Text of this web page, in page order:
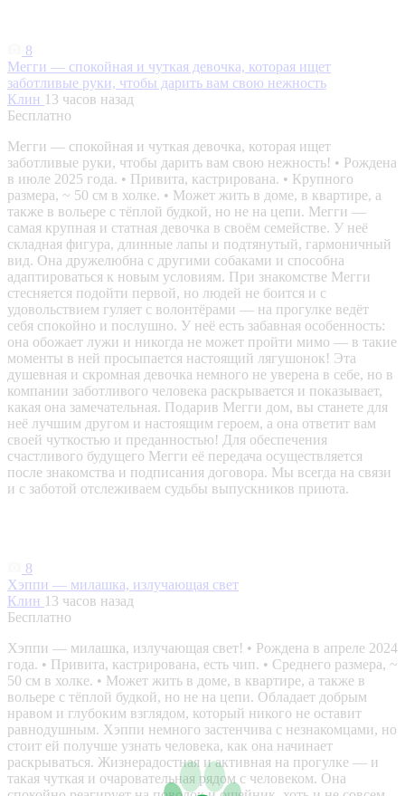
8
Мегги — спокойная и чуткая девочка, которая ищет
заботливые руки, чтобы дарить вам свою нежность
Клин 13 часов назад
Бесплатно
Мегги — спокойная и чуткая девочка, которая ищет
заботливые руки, чтобы дарить вам свою нежность! • Рождена
в июле 2025 года. • Привита, кастрирована. • Крупного
размера, ~ 50 см в холке. • Может жить в доме, в квартире, а
также в вольере с тёплой будкой, но не на цепи. Мегги —
самая крупная и статная девочка в своём семействе. У неё
складная фигура, длинные лапы и подтянутый, гармоничный
вид. Она дружелюбна с другими собаками и способна
адаптироваться к новым условиям. При знакомстве Мегги
стесняется подойти первой, но людей не боится и с
удовольствием гуляет с волонтёрами — на прогулке ведёт
себя спокойно и послушно. У неё есть забавная особенность:
она обожает лужи и никогда не может пройти мимо — в такие
моменты в ней просыпается настоящий лягушонок! Эта
душевная и скромная девочка немного не уверена в себе, но в
компании заботливого человека раскрывается и показывает,
какая она замечательная. Подарив Мегги дом, вы станете для
неё лучшим другом и настоящим героем, а она ответит вам
своей чуткостью и преданностью! Для обеспечения
счастливого будущего Мегги её передача осуществляется
после знакомства и подписания договора. Мы всегда на связи
и с заботой отслеживаем судьбы выпускников приюта.
8
Хэппи — милашка, излучающая свет
Клин 13 часов назад
Бесплатно
Хэппи — милашка, излучающая свет! • Рождена в апреле 2024
года. • Привита, кастрирована, есть чип. • Среднего размера, ~
50 см в холке. • Может жить в доме, в квартире, а также в
вольере с тёплой будкой, но не на цепи. Обладает добрым
нравом и глубоким взглядом, который никого не оставит
равнодушным. Хэппи немного застенчива с незнакомцами, но
стоит ей получше узнать человека, как она начинает
раскрываться. Жизнерадостная и активная на прогулке — и
такая чуткая и очаровательная рядом с человеком. Она